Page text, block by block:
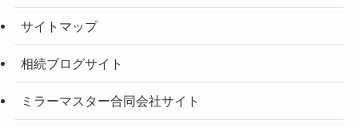
サイトマップ
相続ブログサイト
ミラーマスター合同会社サイト